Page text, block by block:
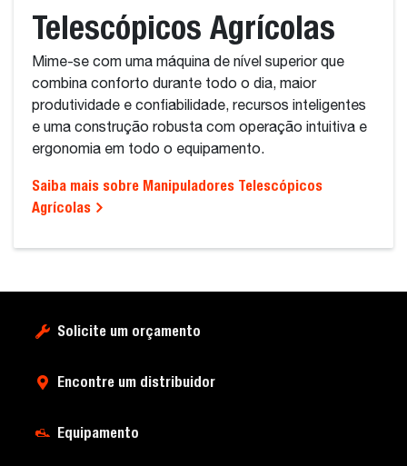
Telescópicos Agrícolas
Mime-se com uma máquina de nível superior que
combina conforto durante todo o dia, maior
produtividade e confiabilidade, recursos inteligentes
e uma construção robusta com operação intuitiva e
ergonomia em todo o equipamento.
Saiba mais sobre Manipuladores Telescópicos
Agrícolas
Solicite um orçamento
Encontre um distribuidor
Equipamento